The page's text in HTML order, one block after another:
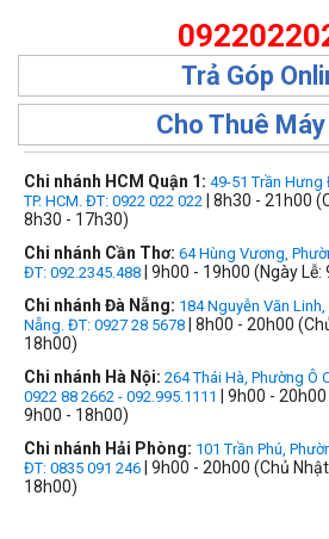
Trả Góp
Cho Thuê
Chi nhánh HCM Quận 1: 49-51 Trần Hưng
TP. HCM. ĐT: 0922 022 022 | 8h30 - 21h00
8h30 - 17h30)
Chi nhánh Cần Thơ: 64 Hùng Vương,
ĐT: 092.2345.488 | 9h00 - 19h00 (Ngày
Chi nhánh Đà Nẵng: 184 Nguyễn Văn
Nẵng. ĐT: 0927 28 5678 | 8h00 - 20h00
18h00)
Chi nhánh Hà Nội: 264 Thái Hà, Phường Ô
0922 88 2662 - 092.995.1111
| 9h00 -
9h00 - 18h00)
Chi nhánh Hải Phòng: 101 Trần Phú,
ĐT: 0835 091 246 | 9h00 - 20h00 (Chủ
18h00)